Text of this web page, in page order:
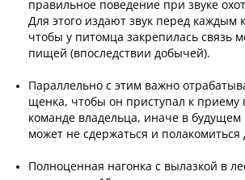
правильное поведение при звуке
Для этого издают звук перед каждым
чтобы у питомца закрепилась связь
пищей (впоследствии добычей).
Параллельно с этим важно
щенка, чтобы он приступал к приему
команде владельца, иначе в будущем
может не сдержаться и
Полноценная нагонка с вылазкой в